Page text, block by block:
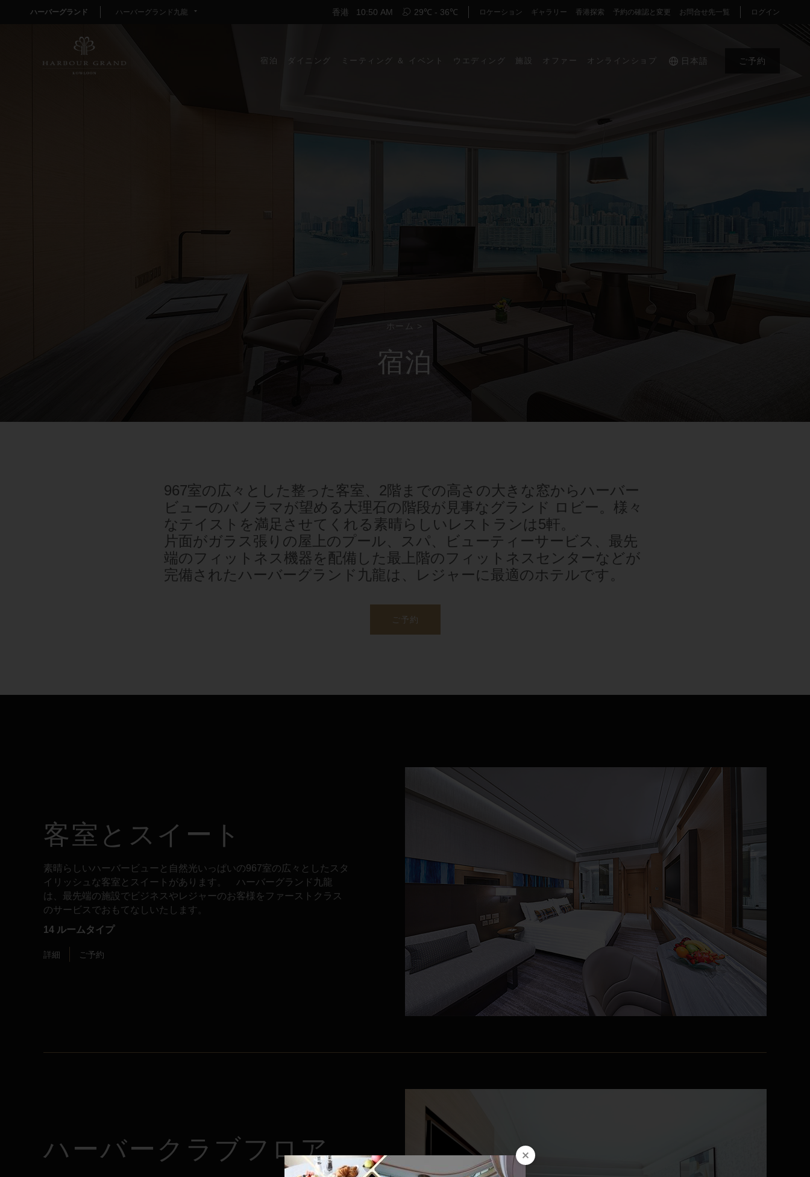
ハーバーグランド ハーバーグランド九龍 香港 10:50 AM 29℃ - 36℃ ロケーション ギャラリー 香港探索 予約の確認と変更 お問合せ先一覧 ログイン
宿泊 ダイニング ミーティング ＆ イベント ウエディング 施設 オファー オンラインショプ 日本語 ご予約
ホーム >
宿泊
967室の広々とした整った客室、2階までの高さの大きな窓からハーバー
ビューのパノラマが望める大理石の階段が見事なグランド ロビー。様々
なテイストを満足させてくれる素晴らしいレストランは5軒。
片面がガラス張りの屋上のプール、スパ、ビューティーサービス、最先
端のフィットネス機器を配備した最上階のフィットネスセンターなどが
完備されたハーバーグランド九龍は、レジャーに最適のホテルです。
ご予約
客室とスイート
素晴らしいハーバービューと自然光いっぱいの967室の広々としたスタ
イリッシュな客室とスイートがあります。 ハーバーグランド九龍
は、最先端の施設でビジネスやレジャーのお客様をファーストクラス
のサービスでおもてなしいたします。
14 ルームタイプ
詳細 ご予約
ハーバークラブフロア